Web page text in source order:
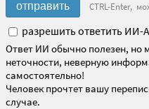
CTRL-Enter,
разрешить ответить ИИ-
Ответ ИИ обычно полезен, но
неточности, неверную
самостоятельно!
Человек прочтет вашу
случае.